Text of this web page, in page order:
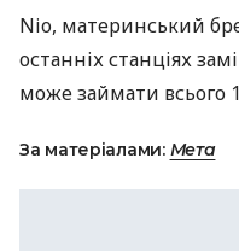
Nio, материнський
останніх станціях
може займати всього
За матеріалами: Мета